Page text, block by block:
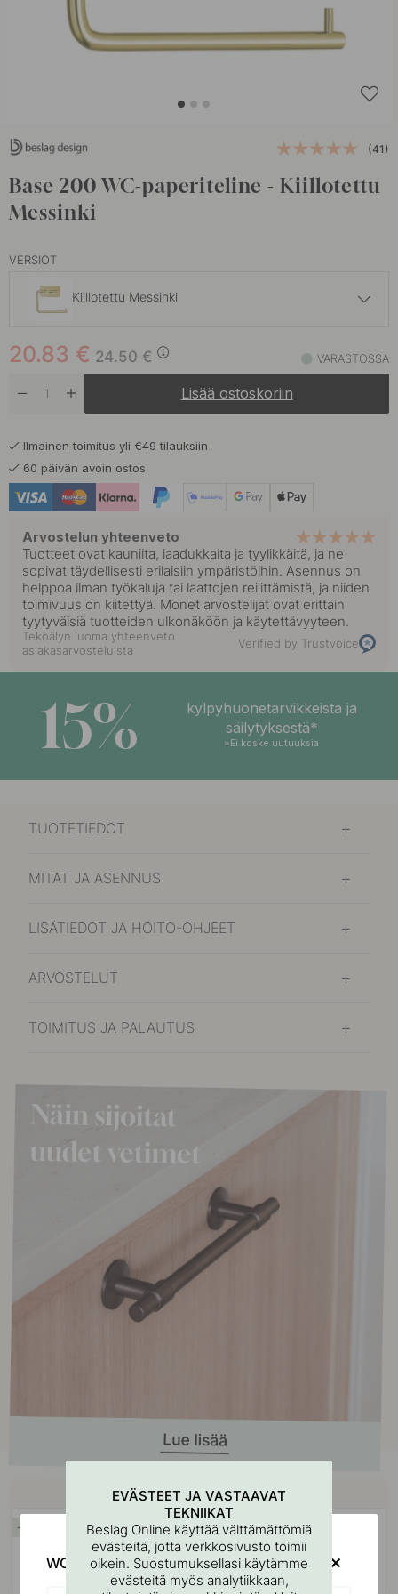
(41)
Base 200 WC-paperiteline - Kiillotettu
Messinki
VERSIOT
Kiillotettu Messinki
Harjattu Teräs Varastossa
Varastossa
Mattamusta
24.50€
20.83 € VARASTOSSA
Lisää ostoskoriin
Ilmainen toimitus yli €49 tilauksiin
60 päivän avoin ostos
Arvostelun yhteenveto
Tuotteet ovat kauniita, laadukkaita ja tyylikkäitä, ja ne
sopivat täydellisesti erilaisiin ympäristöihin. Asennus on
helppoa ilman työkaluja tai laattojen rei'ittämistä, ja niiden
toimivuus on kiitettyä. Monet arvostelijat ovat erittäin
tyytyväisiä tuotteiden ulkonäköön ja käytettävyyteen.
Tekoälyn luoma yhteenveto
asiakasarvosteluista
Verified by Trustvoice
15%
kylpyhuonetarvikkeista ja
säilytyksestä*
*Ei koske uutuuksia
TUOTETIEDOT
MITAT JA ASENNUS
LISÄTIEDOT JA HOITO-OHJEET
ARVOSTELUT
TOIMITUS JA PALAUTUS
Osta yhdessä
15
EVÄSTEET JA VASTAAVAT
TEKNIIKAT
Beslag Online käyttää välttämättömiä
evästeitä, jotta verkkosivusto toimii
oikein. Suostumuksellasi käytämme
evästeitä myös analytiikkaan,
WOULD YOU RATHER VISIT?